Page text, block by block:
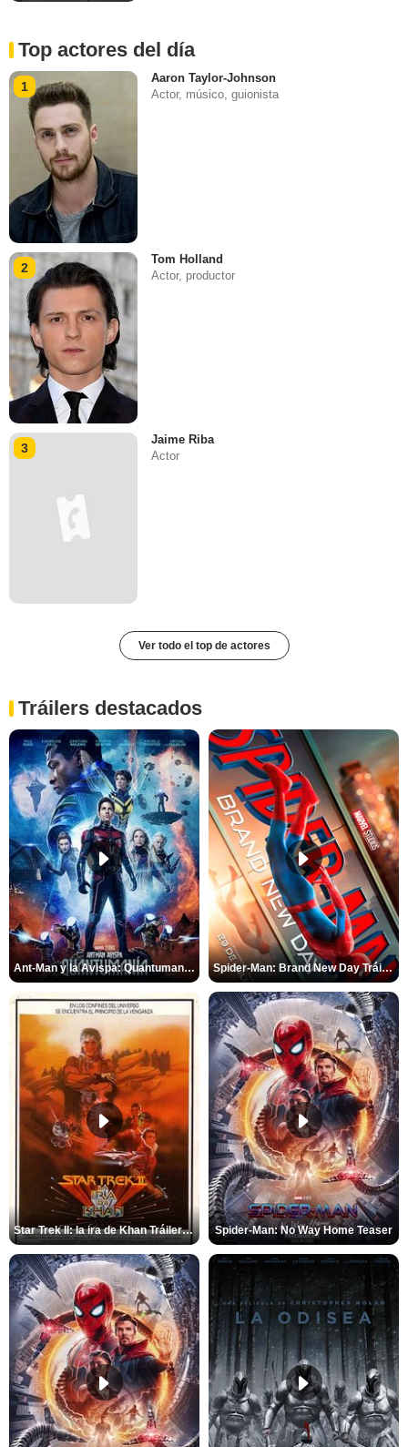
Top actores del día
1
Aaron Taylor-Johnson
Actor, músico, guionista
2
Tom Holland
Actor, productor
3
Jaime Riba
Actor
Ver todo el top de actores
Tráilers destacados
Ant-Man y la Avispa: Quantumanía Tráiler (2) Spider-Man: Brand New Day Tráiler (3)
Star Trek II: la ira de Khan Tráiler VO Spider-Man: No Way Home Teaser